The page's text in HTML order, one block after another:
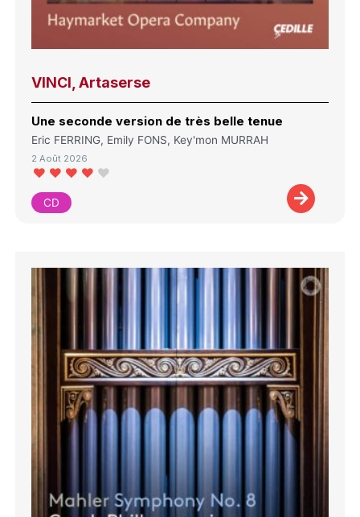
VINCI, Artaserse
Une seconde version de très belle tenue
Eric FERRING, Emily FONS, Key'mon MURRAH
2 Août 2026
CD